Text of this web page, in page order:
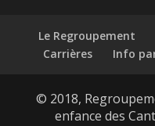
Le Regroupement
Carrières
Info
© 2018,
enfance des